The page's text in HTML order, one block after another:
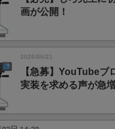
画が公開！
2026/06/21
【急募】YouTubeブ
実装を求める声が急